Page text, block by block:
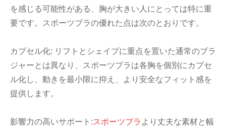
を感じる可能性がある、胸が大きい人にとっては特に重
要です。スポーツブラの優れた点は次のとおりです。
カプセル化: リフトとシェイプに重点を置いた通常のブラ
ジャーとは異なり、スポーツブラは各胸を個別にカプセ
ル化し、動きを最小限に抑え、より安全なフィット感を
提供します。
影響力の高いサポート:スポーツブラ より丈夫な素材と幅